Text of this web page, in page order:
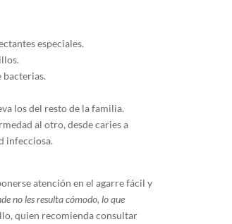
especiales.
bacterias.
los del resto de la familia.
al otro, desde caries a
infecciosa.
atención en el agarre fácil y
no les resulta cómodo, lo que
quien recomienda consultar